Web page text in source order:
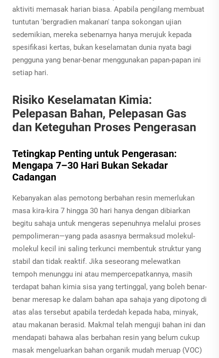
aktiviti memasak harian biasa. Apabila pengilang membuat
tuntutan 'bergradien makanan' tanpa sokongan ujian
sedemikian, mereka sebenarnya hanya merujuk kepada
spesifikasi kertas, bukan keselamatan dunia nyata bagi
pengguna yang benar-benar menggunakan papan-papan ini
setiap hari.
Risiko Keselamatan Kimia:
Pelepasan Bahan, Pelepasan Gas
dan Keteguhan Proses Pengerasan
Tetingkap Penting untuk Pengerasan:
Mengapa 7–30 Hari Bukan Sekadar
Cadangan
Kebanyakan alas pemotong berbahan resin memerlukan
masa kira-kira 7 hingga 30 hari hanya dengan dibiarkan
begitu sahaja untuk mengeras sepenuhnya melalui proses
pempolimeran—yang pada asasnya bermaksud molekul-
molekul kecil ini saling terkunci membentuk struktur yang
stabil dan tidak reaktif. Jika seseorang melewatkan
tempoh menunggu ini atau mempercepatkannya, masih
terdapat bahan kimia sisa yang tertinggal, yang boleh benar-
benar meresap ke dalam bahan apa sahaja yang dipotong di
atas alas tersebut apabila terdedah kepada haba, minyak,
atau makanan berasid. Makmal telah menguji bahan ini dan
mendapati bahawa alas berbahan resin yang belum cukup
masak mengeluarkan bahan organik mudah meruap (VOC)